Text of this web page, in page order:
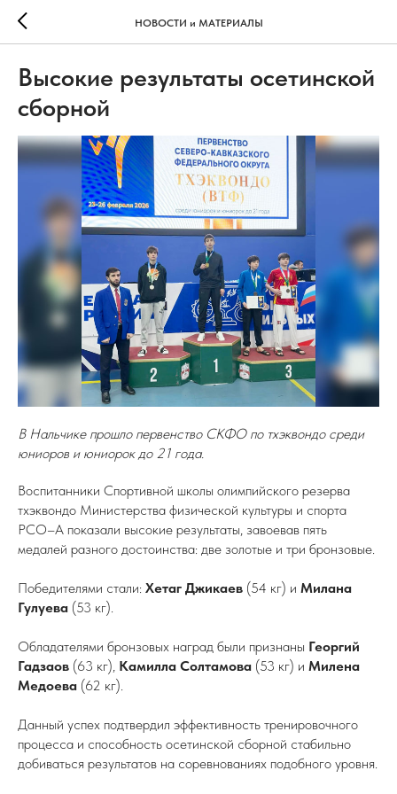
НОВОСТИ и МАТЕРИАЛЫ
Высокие результаты осетинской
сборной
В Нальчике прошло первенство СКФО по тхэквондо среди
юниоров и юниорок до 21 года.
Воспитанники Спортивной школы олимпийского резерва
тхэквондо Министерства физической культуры и спорта
РСО–А показали высокие результаты, завоевав пять
медалей разного достоинства: две золотые и три бронзовые.
Победителями стали: Хетаг Джикаев (54 кг) и Милана
Гулуева (53 кг).
Обладателями бронзовых наград были признаны Георгий
Гадзаов (63 кг), Камилла Солтамова (53 кг) и Милена
Медоева (62 кг).
Данный успех подтвердил эффективность тренировочного
процесса и способность осетинской сборной стабильно
добиваться результатов на соревнованиях подобного уровня.